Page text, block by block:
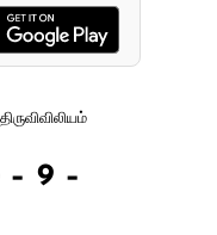
9 –